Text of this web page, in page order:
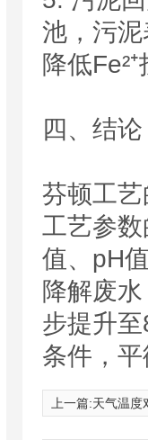
池，污泥
降低
四、结论
芬顿工
工艺参数
值、pH
降解废
步提升
条件，
上一篇:天气温度